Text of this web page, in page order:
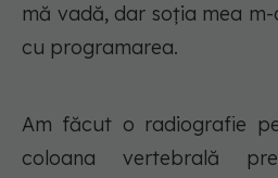
mă vadă, dar soția mea
cu programarea.
Am făcut o radiografie
coloana vertebrală